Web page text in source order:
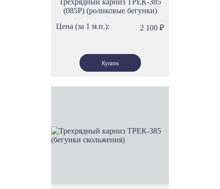
Трехрядный карниз ТРЕК-385
(085Р) (роликовые бегунки)
Цена (за 1 м.п.):
2 100 ₽